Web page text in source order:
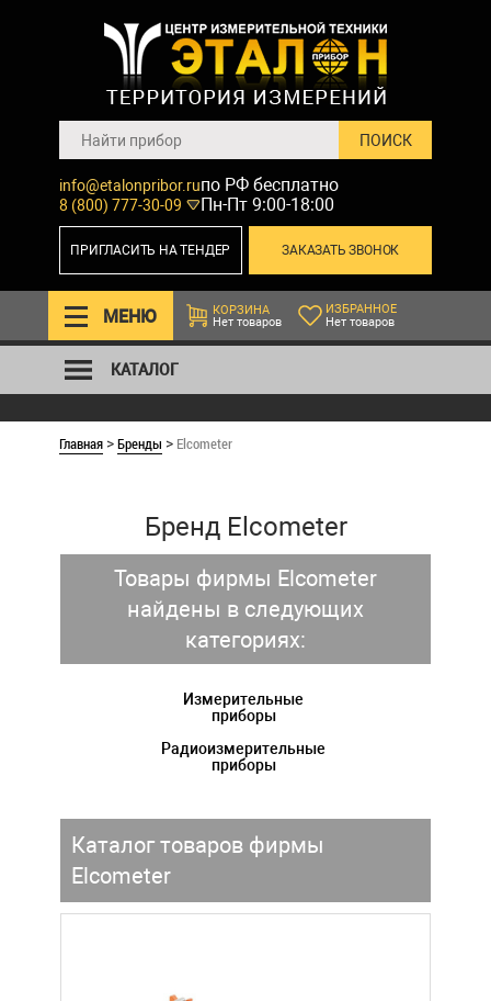
info@etalonpribor.ru
8 (800) 777-30-09
по РФ бесплатно
Пн-Пт 9:00-18:00
ЗАКАЗАТЬ ЗВОНОК
ПРИГЛАСИТЬ НА ТЕНДЕР
МЕНЮ
КОРЗИНА
Нет товаров
ИЗБРАННОЕ
Нет товаров
КАТАЛОГ
Главная >Бренды > Elcometer
Бренд Elcometer
Товары фирмы Elcometer
найдены в следующих
категориях:
Измерительные
приборы
Радиоизмерительные
приборы
Каталог товаров фирмы
Elcometer